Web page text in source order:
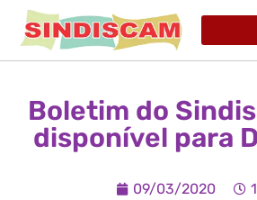
Boletim do
disponível para
09/03/2020